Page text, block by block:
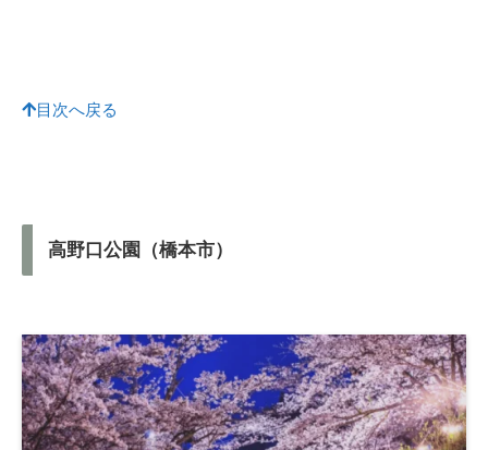
目次へ戻る
高野口公園（橋本市）